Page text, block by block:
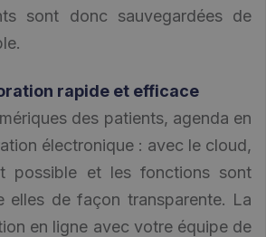
sont donc sauvegardées de
rapide et efficace
des patients, agenda en
électronique : avec le cloud,
possible et les fonctions sont
elles de façon transparente. La
en ligne avec votre équipe de